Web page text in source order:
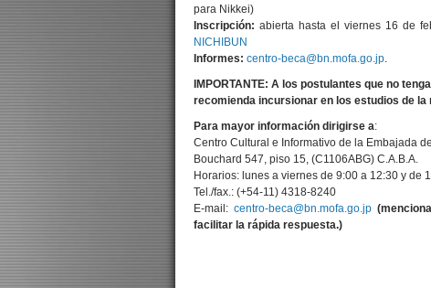
para Nikkei)
Inscripción: abierta hasta el viernes 16 de
NICHIBUN
Informes: centro-beca@bn.mofa.go.jp.
IMPORTANTE: A los postulantes que no
recomienda incursionar en los estudios de la
Para mayor información dirigirse a:
Centro Cultural e Informativo de la Embajada
Bouchard 547, piso 15, (C1106ABG) C.A.B.A.
Horarios: lunes a viernes de 9:00 a 12:30 y de
Tel./fax.: (+54-11) 4318-8240
E-mail: centro-beca@bn.mofa.go.jp
facilitar la rápida respuesta.)